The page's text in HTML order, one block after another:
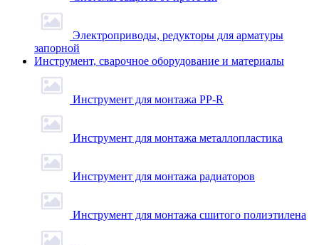
Электроприводы, редукторы для арматуры
запорной
Инструмент, сварочное оборудование и материалы
Инструмент для монтажа PP-R
Инструмент для монтажа металлопластика
Инструмент для монтажа радиаторов
Инструмент для монтажа сшитого полиэтилена